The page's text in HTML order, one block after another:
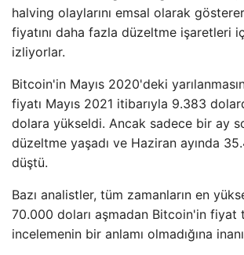
halving olaylarını emsal olarak
fiyatını daha fazla düzeltme işaretleri
izliyorlar.
Bitcoin'in Mayıs 2020'deki
fiyatı Mayıs 2021 itibarıyla 9.383
dolara yükseldi. Ancak sadece bir ay
düzeltme yaşadı ve Haziran ayında
düştü.
Bazı analistler, tüm zamanların en
70.000 doları aşmadan Bitcoin'in fiyat
incelemenin bir anlamı olmadığına